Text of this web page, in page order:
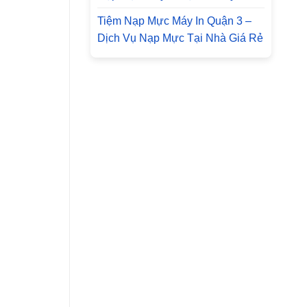
Tiệm Nạp Mực Máy In Quận 3 –
Dịch Vụ Nạp Mực Tại Nhà Giá Rẻ